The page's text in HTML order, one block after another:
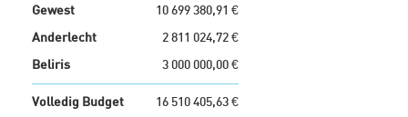
Gewest 10 699 380,91 €
Anderlecht 2 811 024,72 €
Beliris 3 000 000,00 €
Volledig Budget 16 510 405,63 €